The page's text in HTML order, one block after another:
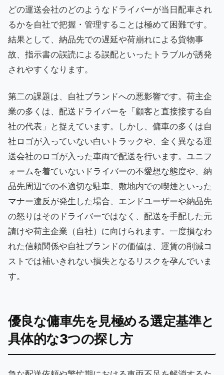
どの運送会社のどのようなドライバーが当日配車され
るかを自社で把握・管理することは極めて困難です。
結果として、納品先での遅延や荷崩れによる貨物事
故、指示書の誤読による誤配といったトラブルが誘発
されやすくなります。
第二の課題は、自社ブランドへの悪影響です。荷主企
業の多くは、配送ドライバーを「顧客と直接接する自
社の代表」と捉えています。しかし、傭車の多くは自
社ロゴが入っていない白いトラックや、全く異なる運
送会社のロゴが入った車両で配送を行います。ユニフ
ォームを着ていないドライバーの不愛想な態度や、納
品先周辺での不適切な駐車、敷地内での喫煙といった
マナー違反が発生した場合、エンドユーザーや納品先
の怒りはそのドライバーではなく、配送を手配した元
請けや荷主企業（自社）に向けられます。一度損なわ
れた信頼関係や自社ブランドの価値は、運賃の削減コ
ストでは補いきれない損失となるリスクを孕んでいま
す。
優良な傭車先を見極める選定基準と
具体的な3つの探し方